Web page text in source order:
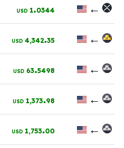
←
1.0344
USD
←
4,342.35
USD
←
63.5498
USD
←
1,373.98
USD
←
1,753.00
USD